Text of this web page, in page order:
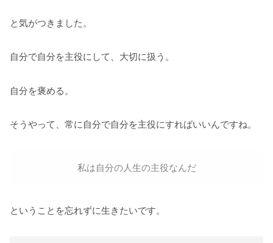
と気がつきました。
自分で自分を主役にして、大切に扱う。
自分を褒める。
そうやって、常に自分で自分を主役にすればいいんですね。
私は自分の人生の主役なんだ
ということを忘れずに生きたいです。